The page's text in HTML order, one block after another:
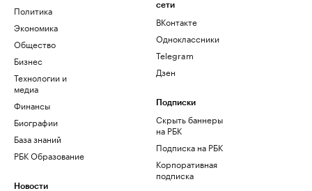
Политика
Экономика
Общество
Бизнес
Технологии и
медиа
Финансы
Биографии
База знаний
РБК Образование
Новости
сети
ВКонтакте
Одноклассники
Telegram
Дзен
Подписки
Скрыть баннеры
на РБК
Подписка на РБК
Корпоративная
подписка